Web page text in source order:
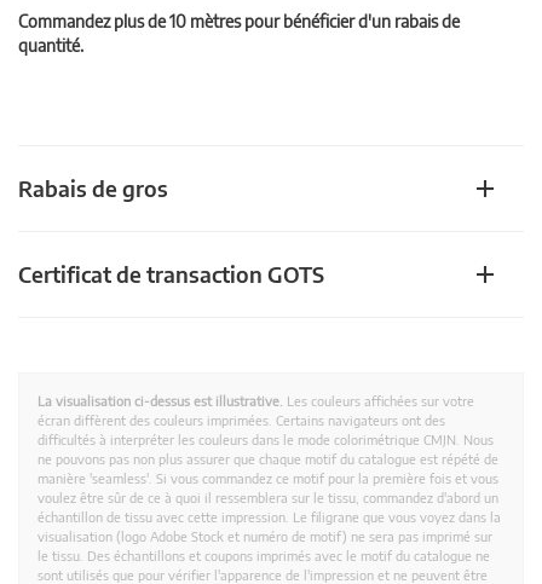
Commandez plus de 10 mètres pour bénéficier d'un rabais de
quantité.
Rabais de gros
Certificat de transaction GOTS
La visualisation ci-dessus est illustrative. Les couleurs affichées sur votre
écran diffèrent des couleurs imprimées. Certains navigateurs ont des
difficultés à interpréter les couleurs dans le mode colorimétrique CMJN. Nous
ne pouvons pas non plus assurer que chaque motif du catalogue est répété de
manière 'seamless'. Si vous commandez ce motif pour la première fois et vous
voulez être sûr de ce à quoi il ressemblera sur le tissu, commandez d'abord un
échantillon de tissu avec cette impression. Le filigrane que vous voyez dans la
visualisation (logo Adobe Stock et numéro de motif) ne sera pas imprimé sur
le tissu. Des échantillons et coupons imprimés avec le motif du catalogue ne
sont utilisés que pour vérifier l'apparence de l'impression et ne peuvent être